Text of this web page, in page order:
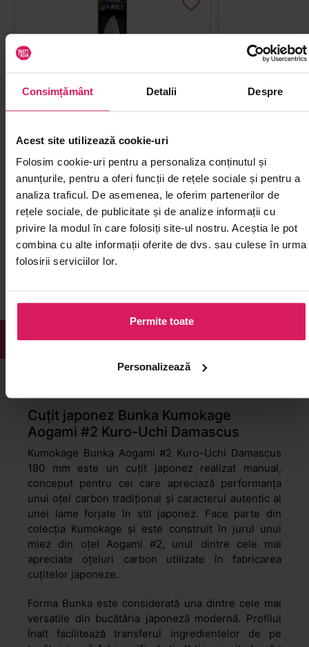
Consimțământ Detalii Despre
Acest site utilizează cookie-uri
Folosim cookie-uri pentru a personaliza conținutul și
anunțurile, pentru a oferi funcții de rețele sociale și pentru a
analiza traficul. De asemenea, le oferim partenerilor de
rețele sociale, de publicitate și de analize informații cu
privire la modul în care folosiți site-ul nostru. Aceștia le pot
combina cu alte informații oferite de dvs. sau culese în urma
folosirii serviciilor lor.
Permite toate
Personalizează
Cuțit japonez Santoku SEKIRYU
16.5cm
Taie precis pește, carne și legume în
pregătirile zilnice
12000 lei
Bol ceramică
alb/albastru)
Servește porții
supe sau sosuri
DESCRIERE RECENZII
Cuțit japonez Bunka Kumokage
Aogami #2 Kuro-Uchi Damascus
Kumokage Bunka Aogami #2 Kuro-Uchi Damascus
180 mm este un cuțit japonez realizat manual,
conceput pentru cei care apreciază performanța
unui oțel carbon tradițional și caracterul autentic al
unei lame forjate în stil japonez. Face parte din
colecția Kumokage și este construit în jurul unui
miez din oțel Aogami #2, unul dintre cele mai
apreciate oțeluri carbon utilizate în fabricarea
cuțitelor japoneze.
Forma Bunka este considerată una dintre cele mai
versatile din bucătăria japoneză modernă. Profilul
înalt facilitează transferul ingredientelor de pe